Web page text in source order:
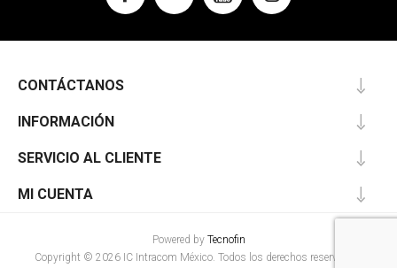
CONTÁCTANOS
INFORMACIÓN
SERVICIO AL CLIENTE
MI CUENTA
Powered by Tecnofin
Copyright © 2026 IC Intracom México. Todos los derechos reservados.